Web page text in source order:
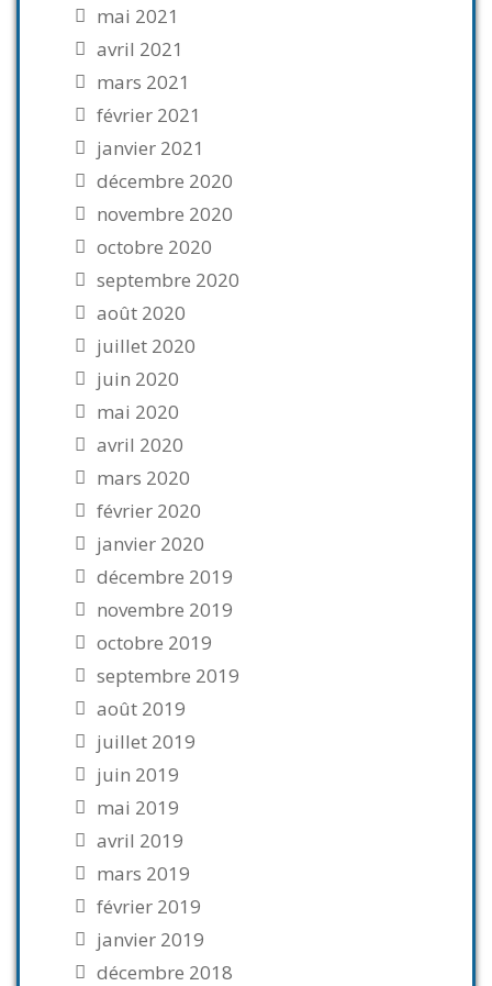
mai 2021
avril 2021
mars 2021
février 2021
janvier 2021
décembre 2020
novembre 2020
octobre 2020
septembre 2020
août 2020
juillet 2020
juin 2020
mai 2020
avril 2020
mars 2020
février 2020
janvier 2020
décembre 2019
novembre 2019
octobre 2019
septembre 2019
août 2019
juillet 2019
juin 2019
mai 2019
avril 2019
mars 2019
février 2019
janvier 2019
décembre 2018